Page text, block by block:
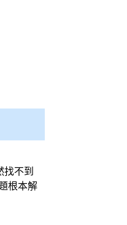
不到
根本解